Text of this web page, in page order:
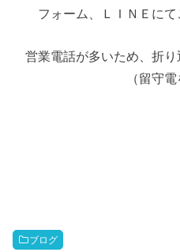
フォーム、ＬＩＮＥにて
営業電話が多いため、折
（留守電
ブログ